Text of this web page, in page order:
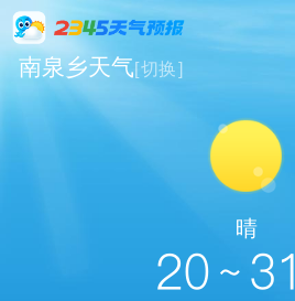
南泉乡天气[切换]
晴
20 ~ 31